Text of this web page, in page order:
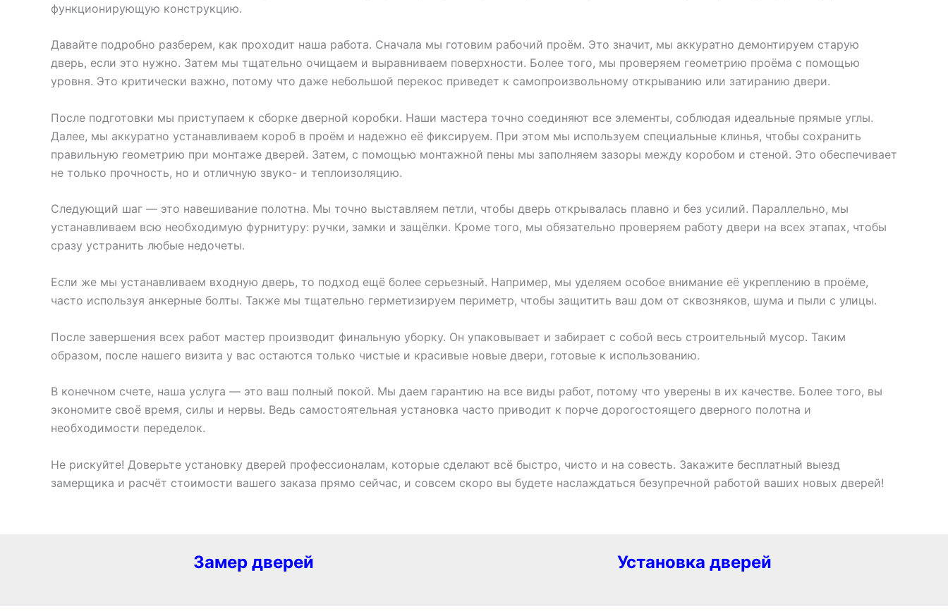
функционирующую конструкцию.
Давайте подробно разберем, как проходит наша работа. Сначала мы готовим рабочий проём. Это значит, мы аккуратно демонтируем старую
дверь, если это нужно. Затем мы тщательно очищаем и выравниваем поверхности. Более того, мы проверяем геометрию проёма с помощью
уровня. Это критически важно, потому что даже небольшой перекос приведет к самопроизвольному открыванию или затиранию двери.
После подготовки мы приступаем к сборке дверной коробки. Наши мастера точно соединяют все элементы, соблюдая идеальные прямые углы.
Далее, мы аккуратно устанавливаем короб в проём и надежно её фиксируем. При этом мы используем специальные клинья, чтобы сохранить
правильную геометрию при монтаже дверей. Затем, с помощью монтажной пены мы заполняем зазоры между коробом и стеной. Это обеспечивает
не только прочность, но и отличную звуко- и теплоизоляцию.
Следующий шаг — это навешивание полотна. Мы точно выставляем петли, чтобы дверь открывалась плавно и без усилий. Параллельно, мы
устанавливаем всю необходимую фурнитуру: ручки, замки и защёлки. Кроме того, мы обязательно проверяем работу двери на всех этапах, чтобы
сразу устранить любые недочеты.
Если же мы устанавливаем входную дверь, то подход ещё более серьезный. Например, мы уделяем особое внимание её укреплению в проёме,
часто используя анкерные болты. Также мы тщательно герметизируем периметр, чтобы защитить ваш дом от сквозняков, шума и пыли с улицы.
После завершения всех работ мастер производит финальную уборку. Он упаковывает и забирает с собой весь строительный мусор. Таким
образом, после нашего визита у вас остаются только чистые и красивые новые двери, готовые к использованию.
В конечном счете, наша услуга — это ваш полный покой. Мы даем гарантию на все виды работ, потому что уверены в их качестве. Более того, вы
экономите своё время, силы и нервы. Ведь самостоятельная установка часто приводит к порче дорогостоящего дверного полотна и
необходимости переделок.
Не рискуйте! Доверьте установку дверей профессионалам, которые сделают всё быстро, чисто и на совесть. Закажите бесплатный выезд
замерщика и расчёт стоимости вашего заказа прямо сейчас, и совсем скоро вы будете наслаждаться безупречной работой ваших новых дверей!
Замер дверей Установка дверей